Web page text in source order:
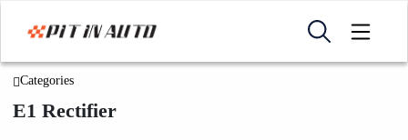
Categories
E1 Rectifier